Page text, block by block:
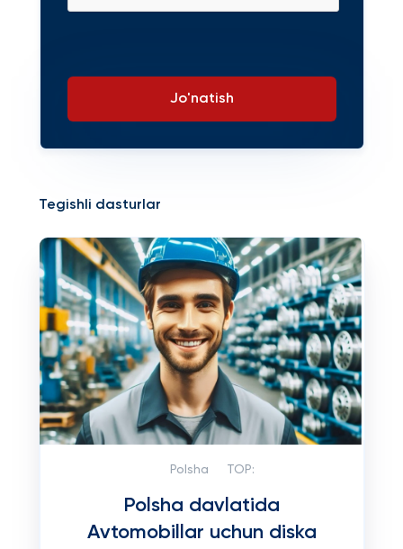
Jo'natish
Tegishli dasturlar
Polsha TOP:
Polsha davlatida
Avtomobillar uchun diska